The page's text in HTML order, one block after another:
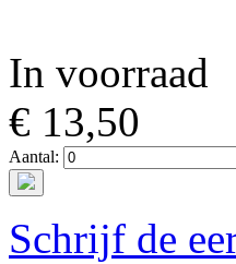
In voorraad
€ 13,50
Aantal:
Schrijf de